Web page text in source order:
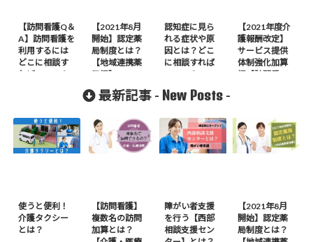
【訪問看護Q＆
A】訪問看護を
利用するには
どこに相談す
ればいいの？
【2021年8月
開始】認定薬
局制度とは？
【地域連携薬
局編】
認知症に見ら
れる症状や原
因とは？どこ
に相談すれば
いいの？
【2021年度介
護報酬改定】
サービス提供
体制強化加算
編【訪問看
最新記事 - New Posts -
使うと便利！
介護タクシー
とは？
【訪問看護】
複数名の訪問
加算とは？
障がい者支援
を行う【西部
相談支援セン
【2021年8月
開始】認定薬
局制度とは？